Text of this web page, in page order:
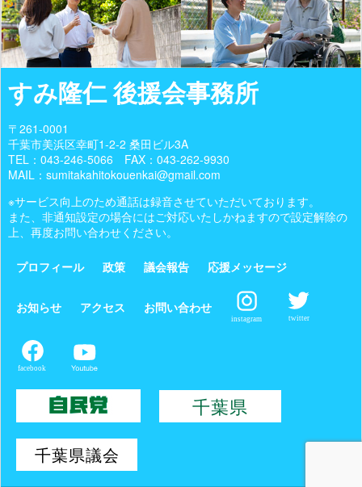
すみ隆仁 後援会事務所
〒261-0001
千葉市美浜区幸町1-2-2 桑田ビル3A
TEL： 043-246-5066 FAX：043-262-9930
MAIL：sumitakahitokouenkai@gmail.com
※サービス向上のため通話は録音させていただいております。
また、非通知設定の場合にはご対応いたしかねますので設定解除の
上、再度お問い合わせください。
プロフィール 政策 議会報告 応援メッセージ
お知らせ アクセス お問い合わせ